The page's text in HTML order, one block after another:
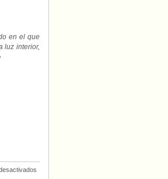
en el que
luz interior,